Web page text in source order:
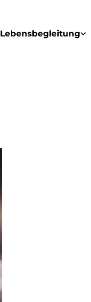
Lebensbegleitung